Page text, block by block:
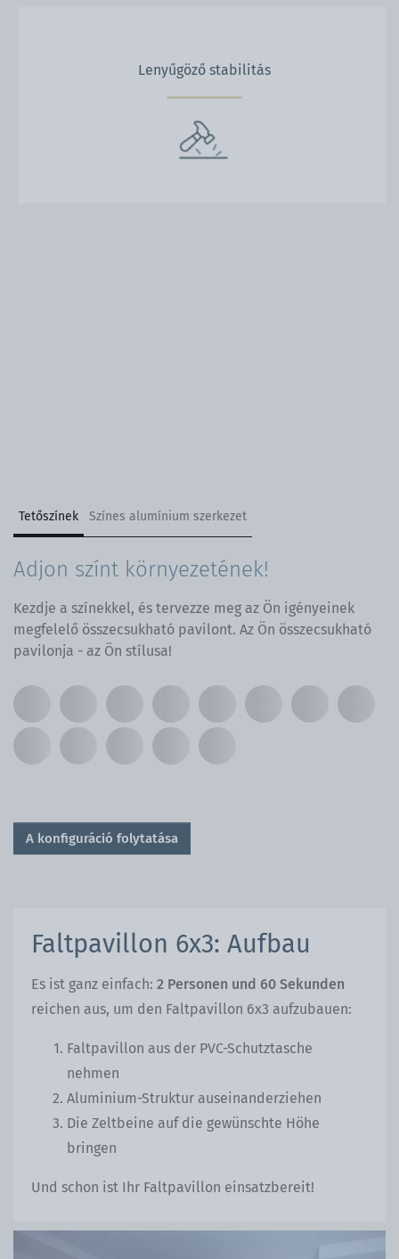
Lenyűgöző stabilitás
Tetőszínek Színes alumínium szerkezet
Adjon színt környezetének!
Kezdje a színekkel, és tervezze meg az Ön igényeinek
megfelelő összecsukható pavilont. Az Ön összecsukható
pavilonja - az Ön stílusa!
A konfiguráció folytatása
Faltpavillon 6x3: Aufbau
Es ist ganz einfach: 2 Personen und 60 Sekunden
reichen aus, um den Faltpavillon 6x3 aufzubauen:
Faltpavillon aus der PVC-Schutztasche
nehmen
Aluminium-Struktur auseinanderziehen
Die Zeltbeine auf die gewünschte Höhe
bringen
Und schon ist Ihr Faltpavillon einsatzbereit!